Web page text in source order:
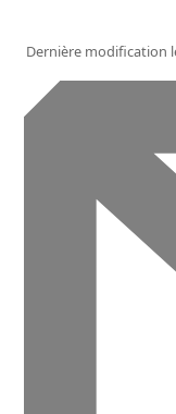
Dernière modification